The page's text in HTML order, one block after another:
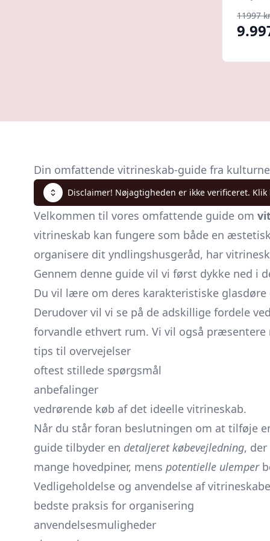
11997
Din omfattende vitrineskab-guide fra
Disclaimer! Nøjagtigheden er ikke verificeret.
Velkommen til vores omfattende guide om
vitrineskab kan fungere som både en
organisere dit yndlingshusgeråd, har
Gennem denne guide vil vi først dykke ned i
Du vil lære om deres karakteristiske
Derudover vil vi se på de adskillige fordele
forvandle ethvert rum. Vi vil også præsentere
tips til overvejelser
oftest stillede spørgsmål
anbefalinger
vedrørende køb af det ideelle vitrineskab.
Når du står foran beslutningen om at tilføje
guide tilbyder en detaljeret købevejledning,
mange hovedpiner, mens potentielle ulemper
Vedligeholdelse og anvendelse af
bedste praksis for organisering
anvendelsesmuligheder